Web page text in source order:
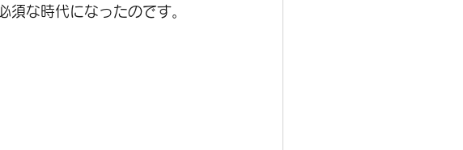
須な時代になったのです。